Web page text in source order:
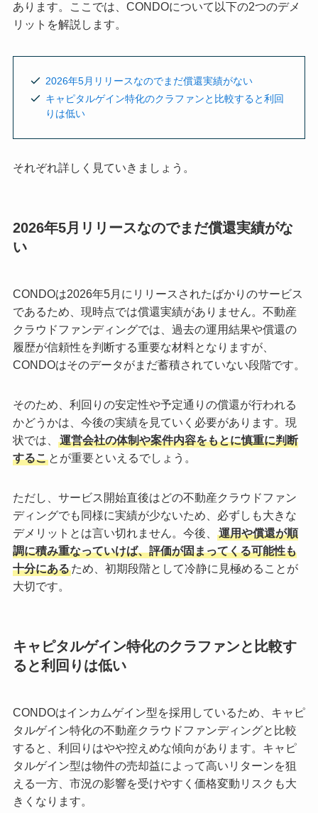
あります。ここでは、CONDOについて以下の2つのデメ
リットを解説します。
2026年5月リリースなのでまだ償還実績がない
キャピタルゲイン特化のクラファンと比較すると利回
りは低い
それぞれ詳しく見ていきましょう。
2026年5月リリースなのでまだ償還実績がな
い
CONDOは2026年5月にリリースされたばかりのサービス
であるため、現時点では償還実績がありません。不動産
クラウドファンディングでは、過去の運用結果や償還の
履歴が信頼性を判断する重要な材料となりますが、
CONDOはそのデータがまだ蓄積されていない段階です。
そのため、利回りの安定性や予定通りの償還が行われる
かどうかは、今後の実績を見ていく必要があります。現
状では、
運営会社の体制や案件内容をもとに慎重に判断
することが重要といえるでしょう。
ただし、サービス開始直後はどの不動産クラウドファン
ディングでも同様に実績が少ないため、必ずしも大きな
デメリットとは言い切れません。今後、
運用や償還が順
調に積み重なっていけば、評価が固まってくる可能性も
十分にあるため、初期段階として冷静に見極めることが
大切です。
キャピタルゲイン特化のクラファンと比較す
ると利回りは低い
CONDOはインカムゲイン型を採用しているため、キャピ
タルゲイン特化の不動産クラウドファンディングと比較
すると、利回りはやや控えめな傾向があります。キャピ
タルゲイン型は物件の売却益によって高いリターンを狙
える一方、市況の影響を受けやすく価格変動リスクも大
きくなります。